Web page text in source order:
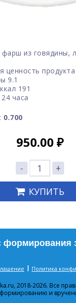
из говядины,
ценность
9.1
191
часа
0.700
950.00 ₽
-
+
КУПИТЬ
формирования
Политика
2018-2026. Все
и